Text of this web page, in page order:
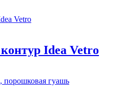
Idea Vetro